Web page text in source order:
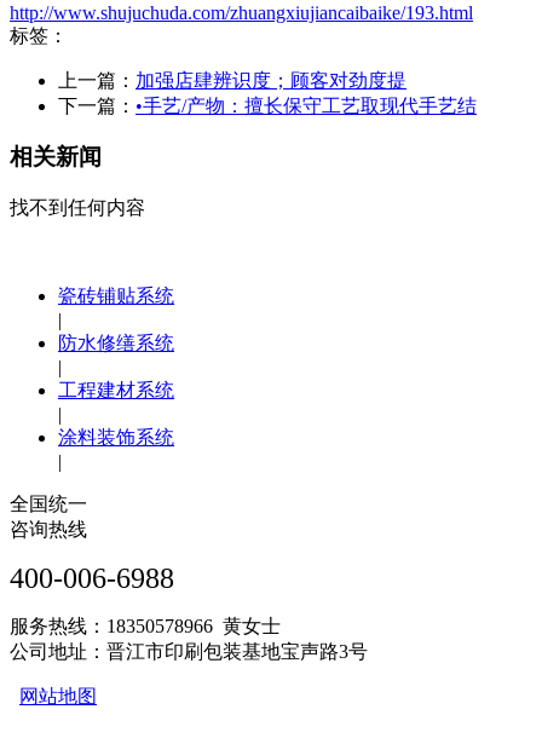
http://www.shujuchuda.com/zhuangxiujiancaibaike/193.html
标签：
上一篇： 加强店肆辨识度；顾客对劲度提
下一篇： •手艺/产物：擅长保守工艺取现代手艺结
相关新闻
找不到任何内容
瓷砖铺贴系统
|
防水修缮系统
|
工程建材系统
|
涂料装饰系统
|
全国统一
咨询热线
400-006-6988
服务热线：18350578966 黄女士
公司地址：晋江市印刷包装基地宝声路3号
网站地图